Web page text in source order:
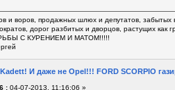
и воров, продажных шлюх и депутатов, забытых
дорог разбитых и дворцов, растущих как
С КУРЕНИЕМ И МАТОМ!!!!!
И даже не Opel!!! FORD SCORPIO
: 04-07-2013, 11:16:06 »